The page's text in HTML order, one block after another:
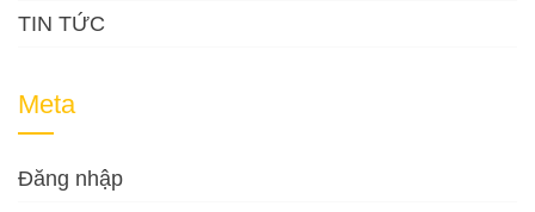
TIN TỨC
Meta
Đăng nhập